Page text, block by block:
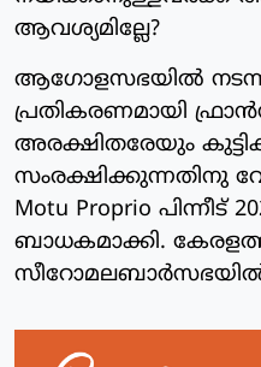
ആവശ്യമില്ലേ?
ആഗോളസഭയില്‍
പ്രതികരണമായി
അരക്ഷിതരേയും
സംരക്ഷിക്കുന്നതിനു
Motu Proprio
ബാധകമാക്കി.